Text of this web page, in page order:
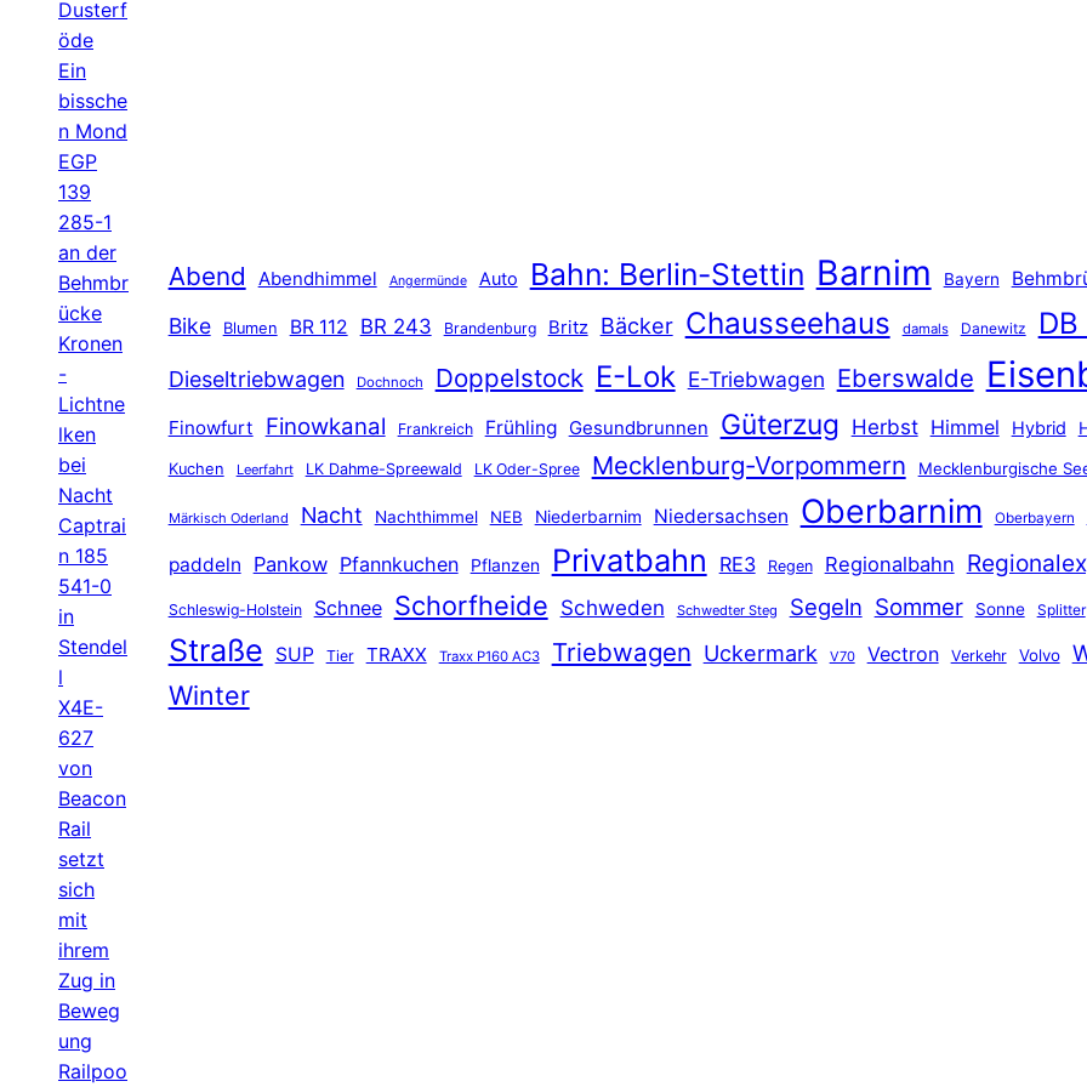
Dusterf
öde
Ein
bissche
n Mond
EGP
139
285-1
an der
Behmbr
ücke
Kronen
-
Lichtne
lken
bei
Nacht
Captrai
n 185
541-0
in
Stendel
l
X4E-
627
von
Beacon
Rail
setzt
sich
mit
ihrem
Zug in
Beweg
ung
Railpoo
Abend Abendhimmel Angermünde Auto Bahn: Berlin-Stettin Barnim Bayern
Bike Blumen BR 112 BR 243 Brandenburg Britz Bäcker Chausseehaus damals Danewitz DB
Dieseltriebwagen Dochnoch Doppelstock E-Lok E-Triebwagen Eberswalde
Finowfurt Finowkanal Frankreich Frühling Gesundbrunnen Güterzug Herbst Himmel Hybrid
Kuchen Leerfahrt LK Dahme-Spreewald LK Oder-Spree Mecklenburg-Vorpommern Mecklenburgische
Märkisch Oderland Nacht Nachthimmel NEB Niederbarnim Niedersachsen Oberbarnim Oberbayern
paddeln Pankow Pfannkuchen Pflanzen Privatbahn RE3 Regen Regionalbahn
Schleswig-Holstein Schnee Schorfheide Schweden Schwedter Steg Segeln Sommer Sonne Splitter
Straße SUP Tier TRAXX Traxx P160 AC3 Triebwagen Uckermark V70 Vectron Verkehr Volvo
Winter